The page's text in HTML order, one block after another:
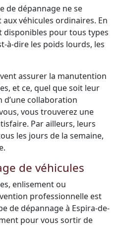
de dépannage ne se
véhicules ordinaires. En
disponibles pour tous types
à-dire les poids lourds, les
assurer la manutention
et ce, quel que soit leur
d’une collaboration
vous trouverez une
Par ailleurs, leurs
les jours de la semaine,
de véhicules
enlisement ou
professionnelle est
de dépannage à Espira-de-
pour vous sortir de